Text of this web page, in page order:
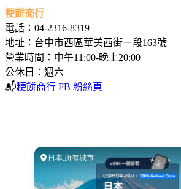
粳餅商行
電話：04-2316-8319
地址：台中市西區華美西街ㄧ段163號
營業時間：中午11:00-晚上20:00
公休日：週六
📬粳餅商行 FB 粉絲頁